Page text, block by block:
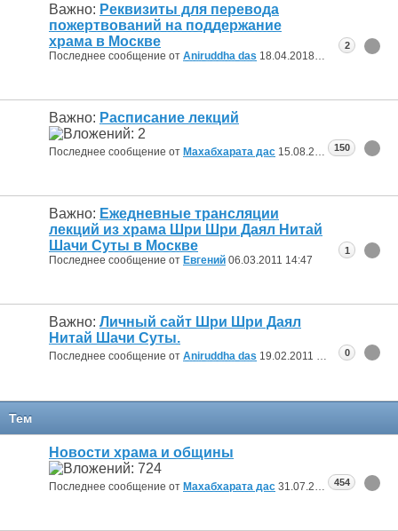
Важно: Реквизиты для перевода
пожертвований на поддержание
храма в Москве
Последнее сообщение от Aniruddha das 18.04.2018 14:09
2
Важно: Расписание лекций
Последнее сообщение от Махабхарата дас 15.08.2015 17:40
150
Важно: Ежедневные трансляции
лекций из храма Шри Шри Даял Нитай
Шачи Суты в Москве
Последнее сообщение от Евгений 06.03.2011 14:47
1
Важно: Личный сайт Шри Шри Даял
Нитай Шачи Суты.
Последнее сообщение от Aniruddha das 19.02.2011 09:100
Тем
Новости храма и общины
Последнее сообщение от Махабхарата дас 31.07.2026 19:28
454